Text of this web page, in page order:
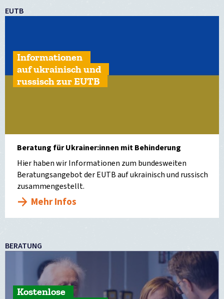
EUTB
Informationen
auf ukrainisch und
russisch zur EUTB
Beratung für Ukrainer:innen mit Behinderung
Hier haben wir Informationen zum bundesweiten
Beratungsangebot der EUTB auf ukrainisch und russisch
zusammengestellt.
Mehr Infos
BERATUNG
Kostenlose